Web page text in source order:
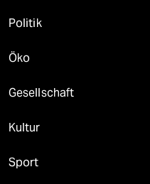
Politik
Öko
Gesellschaft
Kultur
Sport